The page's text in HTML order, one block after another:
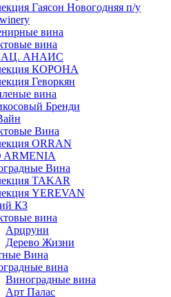
Гаясон Новогодняя п/у
вина
вина
АНАИС
КОРОНА
Геворкян
вина
Бренди
Вина
ORRAN
ARMENIA
Вина
TAKAR
YEREVAN
КЗ
вина
Арцруни
Дерево Жизни
Вина
вина
Виноградные вина
Арт Палас